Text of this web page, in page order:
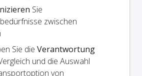
Sie
zwischen
Sie die Verantwortung
und die Auswahl
von